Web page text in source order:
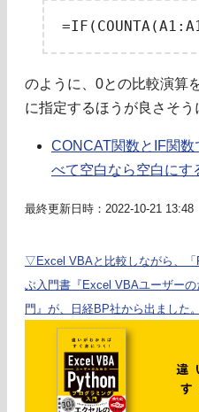
のように、0との比較演算
に指定するほうが良さそう
CONCAT関数とIF関
べて空白なら空白にす
最終更新日時：2022-10-21 13:48
▽Excel VBAと比較しながら、
ぶ入門書『Excel VBAユーザー
門』が、日経BP社から出ました。